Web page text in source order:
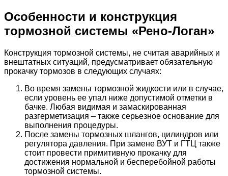
Особенности и конструкция
тормозной системы «Рено-Логан»
Конструкция тормозной системы, не считая аварийных и
внештатных ситуаций, предусматривает обязательную
прокачку тормозов в следующих случаях:
Во время замены тормозной жидкости или в случае,
если уровень ее упал ниже допустимой отметки в
бачке. Любая видимая и замаскированная
разгерметизация – также серьезное основание для
выполнения процедуры.
После замены тормозных шлангов, цилиндров или
регулятора давления. При замене ВУТ и ГТЦ также
стоит провести примитивную прокачку для
достижения нормальной и бесперебойной работы
тормозной системы.